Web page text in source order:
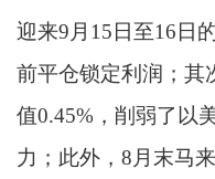
迎来9月15日至16日
前平仓锁定利润；其
值0.45%，削弱了以
力；此外，8月末马